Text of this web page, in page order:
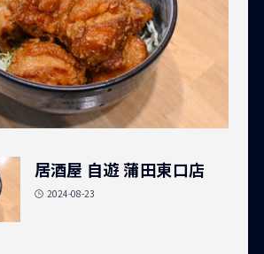
居酒屋 自遊 蒲田東口店
2024-08-23